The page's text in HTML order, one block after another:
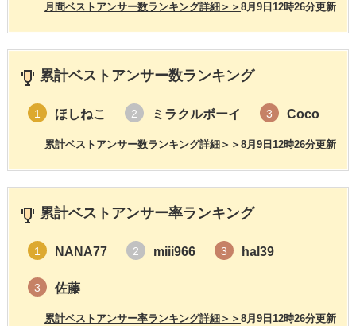
8月9日12時26分更新
月間ベストアンサー数ランキング詳細＞＞
累計ベストアンサー数ランキング
1 ほしねこ 2 ミラクルボーイ 3 Coco
8月9日12時26分更新
累計ベストアンサー数ランキング詳細＞＞
累計ベストアンサー率ランキング
1 NANA77 2 miii966 3 hal39
3 佐藤
8月9日12時26分更新
累計ベストアンサー率ランキング詳細＞＞